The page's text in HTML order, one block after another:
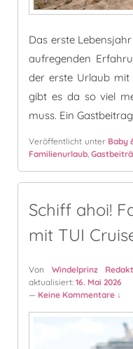
Das erste
aufregenden
der erste Urlaub mit
gibt es da so viel
muss. Ein
Veröffentlicht unter Baby
Familienurlaub ,
Schiff ahoi!
mit TUI
Von Windelprinz
aktualisiert:16. Mai 2026
— Keine Kommentare ↓